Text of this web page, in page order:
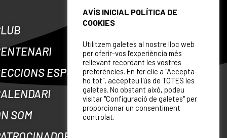
ESPORTIVES
SOM
AVÍS INICIAL POLÍTICA DE
COOKIES
Utilitzem galetes al nostre lloc web
per oferir-vos l’experiència més
rellevant recordant les vostres
preferències. En fer clic a "Accepta-
ho tot", accepteu l'ús de TOTES les
galetes. No obstant això, podeu
visitar "Configuració de galetes" per
proporcionar un consentiment
controlat.